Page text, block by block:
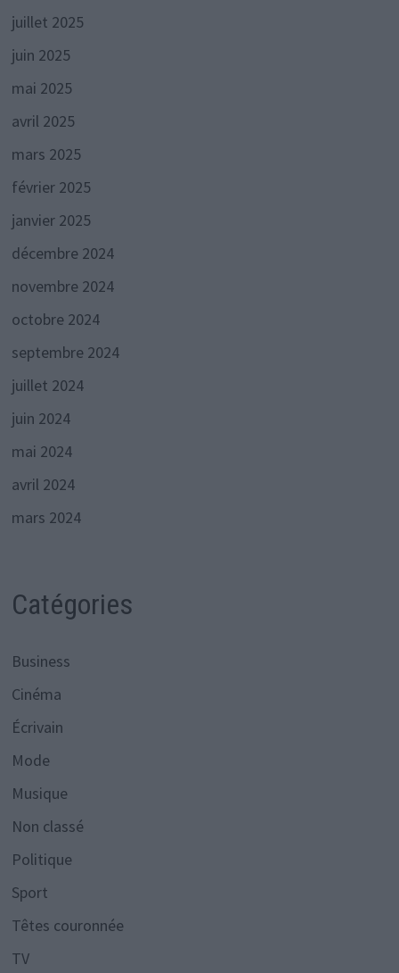
juillet 2025
juin 2025
mai 2025
avril 2025
mars 2025
février 2025
janvier 2025
décembre 2024
novembre 2024
octobre 2024
septembre 2024
juillet 2024
juin 2024
mai 2024
avril 2024
mars 2024
Catégories
Business
Cinéma
Écrivain
Mode
Musique
Non classé
Politique
Sport
Têtes couronnée
TV